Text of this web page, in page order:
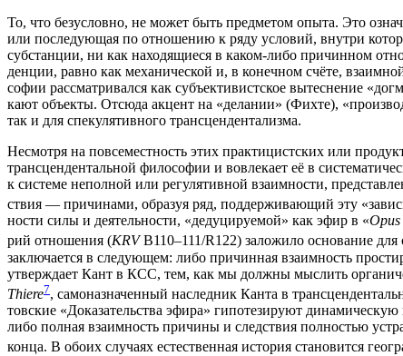
То, что без­услов­но, не может быть пред­ме­том опы­та. Это
или после­ду­ю­щая по отно­ше­нию к ряду усло­вий, внут­ри
суб­стан­ции, ни как нахо­дя­щи­е­ся в каком-либо при­чин­ном
ден­ции, рав­но как меха­ни­че­ской и, в конеч­ном счё­те,
со­фии рас­смат­ри­вал­ся как субъ­ек­ти­вист­ское вытес­не­ние
ка­ют объ­ек­ты. Отсю­да акцент на «дела­нии» (Фих­те),
так и для спе­ку­ля­тив­но­го трансцендентализма.
Несмот­ря на повсе­мест­ность этих прак­ти­цист­ских или
транс­цен­ден­таль­ной фило­со­фии и вовле­ка­ет её в
к систе­ме непол­ной или регу­ля­тив­ной вза­им­но­сти,
ствия — при­чи­на­ми, обра­зуя ряд, под­дер­жи­ва­ю­щий эту
но­сти силы и дея­тель­но­сти, «деду­ци­ру­е­мой» как эфир в «Opus
рий отно­ше­ния (KRVB110–111/R122) зало­жи­ло осно­ва­ние
заклю­ча­ет­ся в сле­ду­ю­щем: либо при­чин­ная вза­им­ность
утвер­жда­ет Кант в КСС, тем, как мы долж­ны мыс­лить
Thiere7, само­на­зна­чен­ный наслед­ник Кан­та в
тов­ские «Дока­за­тель­ства эфи­ра» гипо­те­зи­ру­ют
либо пол­ная вза­им­ность при­чи­ны и след­ствия пол­но­стью
кон­ца. В обо­их слу­ча­ях есте­ствен­ная исто­рия ста­но­вит­ся